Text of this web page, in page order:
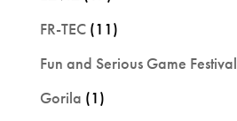
FR-TEC(11)
Fun and Serious Game Festival
Gorila (1)